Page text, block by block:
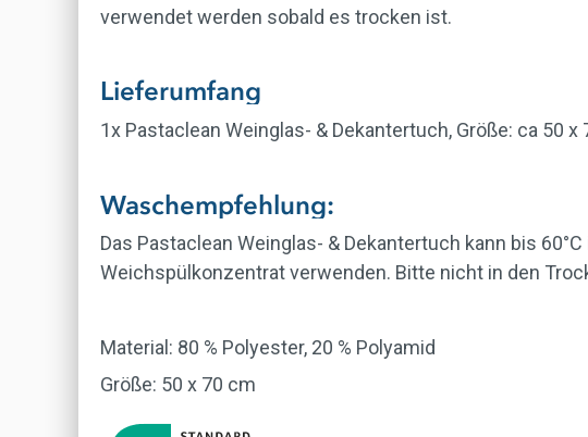
verwendet werden sobald es trocken ist.
Lieferumfang
1x Pastaclean Weinglas- & Dekantertuch, Größe: ca 50 x
Waschempfehlung:
Das Pastaclean Weinglas- & Dekantertuch kann bis
Weichspülkonzentrat verwenden. Bitte nicht in den
Material: 80 % Polyester, 20 % Polyamid
Größe: 50 x 70 cm